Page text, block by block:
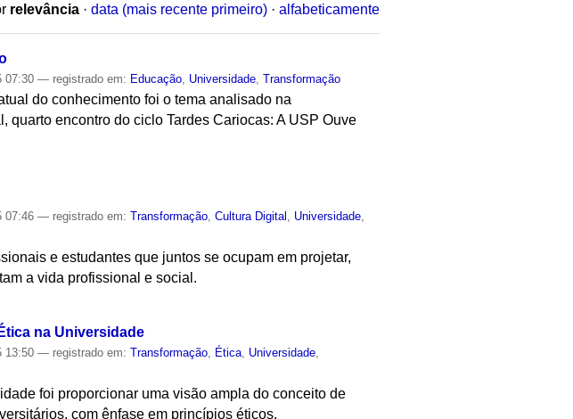
relevância · data (mais recente primeiro) · alfabeticamente
07:30— registrado em: Educação Universidade ,Transformação
do conhecimento foi o tema analisado na
quarto encontro do ciclo Tardes Cariocas: A USP Ouve
07:46— registrado em:Transformação ,Cultura Digital Universidade
e estudantes que juntos se ocupam em projetar,
a vida profissional e social.
na Universidade
13:50— registrado em:Transformação, Ética, Universidade,
foi proporcionar uma visão ampla do conceito de
com ênfase em princípios éticos.